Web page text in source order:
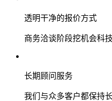
透明干净的报价方式
商务洽谈阶段挖机会科
长期顾问服务
我们与众多客户都保持